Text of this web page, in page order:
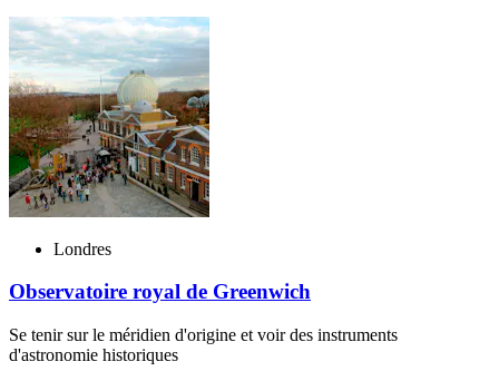
Londres
Observatoire royal de Greenwich
Se tenir sur le méridien d'origine et voir des instruments
d'astronomie historiques